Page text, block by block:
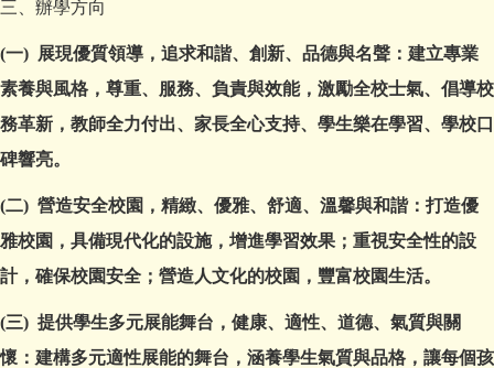
三、辦學方向
(一) 展現優質領導，追求和諧、創新、品德與名聲：建立專業
素養與風格，尊重、服務、負責與效能，激勵全校士氣、倡導校
務革新，教師全力付出、家長全心支持、學生樂在學習、學校口
碑響亮。
(二) 營造安全校園，精緻、優雅、舒適、溫馨與和諧：打造優
雅校園，具備現代化的設施，增進學習效果；重視安全性的設
計，確保校園安全；營造人文化的校園，豐富校園生活。
(三) 提供學生多元展能舞台，健康、適性、道德、氣質與關
懷：建構多元適性展能的舞台，涵養學生氣質與品格，讓每個孩